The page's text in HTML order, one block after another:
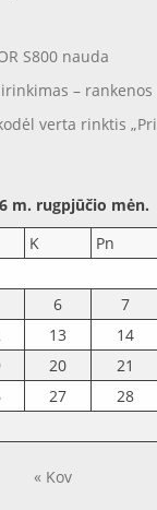
S800 nauda
–
verta rinktis
m. rugpjūčio mėn.
K Pn
6 7
13 14
20 21
27 28
« Kov